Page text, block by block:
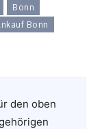
Bonn
Bonn
den oben